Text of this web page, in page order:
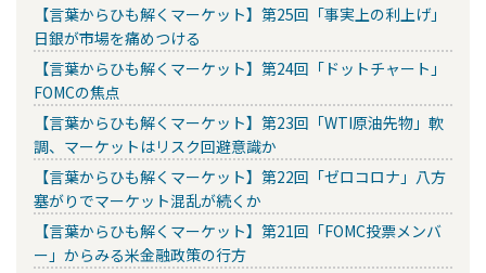
【言葉からひも解くマーケット】第25回「事実上の利上げ」
日銀が市場を痛めつける
【言葉からひも解くマーケット】第24回「ドットチャート」
FOMCの焦点
【言葉からひも解くマーケット】第23回「WTI原油先物」軟
調、マーケットはリスク回避意識か
【言葉からひも解くマーケット】第22回「ゼロコロナ」八方
塞がりでマーケット混乱が続くか
【言葉からひも解くマーケット】第21回「FOMC投票メンバ
ー」からみる米金融政策の行方